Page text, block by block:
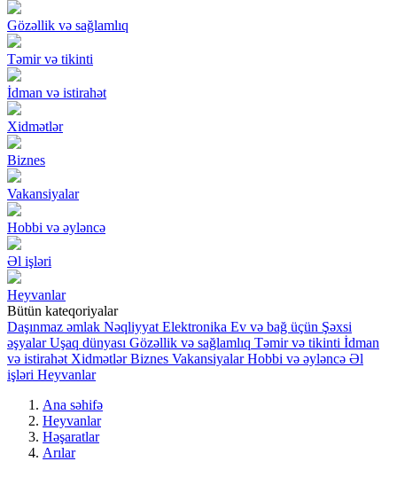
Gözəllik və sağlamlıq
Təmir və tikinti
İdman və istirahət
Xidmətlər
Biznes
Vakansiyalar
Hobbi və əyləncə
Əl işləri
Heyvanlar
Bütün kateqoriyalar
Daşınmaz əmlak Nəqliyyat Elektronika Ev və bağ üçün Şəxsi
əşyalar Uşaq dünyası Gözəllik və sağlamlıq Təmir və tikinti İdman
və istirahət Xidmətlər Biznes Vakansiyalar Hobbi və əyləncə Əl
işləri Heyvanlar
Ana səhifə
Heyvanlar
Həşaratlar
Arılar